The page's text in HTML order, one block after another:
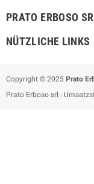
PRATO ERBOSO
NÜTZLICHE LINKS
Copyright © 2025 Prato
Prato Erboso srl -